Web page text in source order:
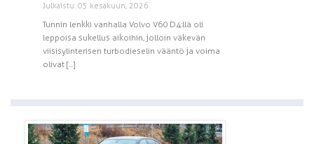
Julkaistu: 05 kesäkuun, 2026
Tunnin lenkki vanhalla Volvo V60 D4:llä oli
leppoisa sukellus aikoihin, jolloin väkevän
viisisylinterisen turbodieselin vääntö ja voima
olivat [...]